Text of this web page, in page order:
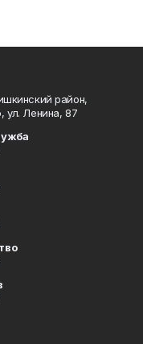
район,
ул. Ленина, 87